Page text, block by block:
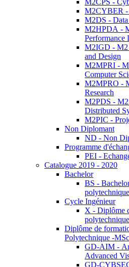
M2CPS -
M2CYBER -
M2DS - Data
M2HPDA -
Performance
M2IGD - M2
and Design
M2MPRI -
Computer
M2MPRO -
Research
M2PDS - M2
Distributed
M2PIC -
Non Diplomant
ND - Non
Programme
PEI -
Catalogue 2019 - 2020
Bachelor
BS -
polytechnique
Cycle Ingénieur
X - Diplôme
polytechnique
Diplôme de
Polytechnique -
GD-AIM -
Advanced
GD-